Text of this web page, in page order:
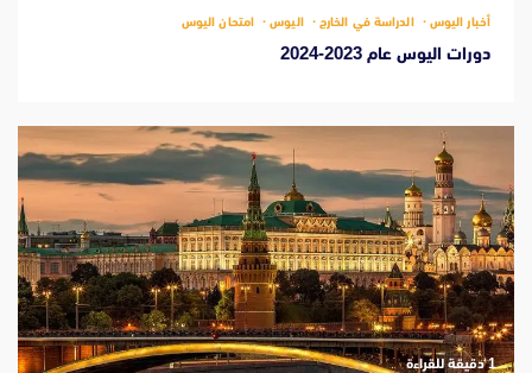
أخبار اليوس الدراسة في الخارج اليوس امتحان اليوس
دورات اليوس عام 2023-2024
‫1 دقيقة للقراءة